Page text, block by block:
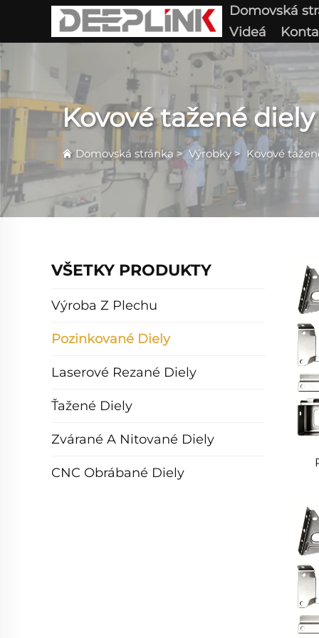
Domovská
Videá
Kovové tažené diely
Domovská stránka >Výrobky> Kovové
VŠETKY PRODUKTY
Výroba Z Plechu
Pozinkované Diely
Laserové Rezané Diely
Ťažené Diely
Zvárané A Nitované Diely
CNC Obrábané Diely